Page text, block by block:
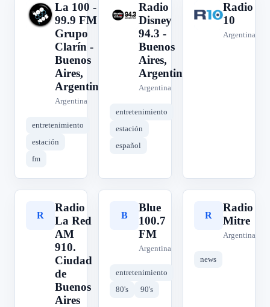
L
La 100 -
99.9 FM -
Grupo
Clarín -
Buenos
Aires,
Argentina
Argentina
entretenimiento
estación
fm
R
Radio
Disney
94.3 -
Buenos
Aires,
Argentina
Argentina
entretenimiento
estación
español
R
Radio
10
Argentina
R
Radio
La Red
AM
910.
Ciudad
de
Buenos
Aires
B
Blue
100.7
FM
Argentina
entretenimiento
80's
90's
R
Radio
Mitre
Argentina
news